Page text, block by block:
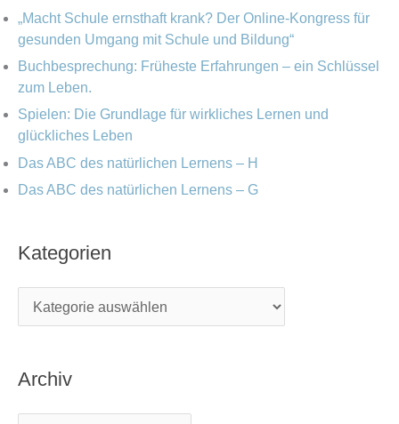
„Macht Schule ernsthaft krank? Der Online-Kongress für
gesunden Umgang mit Schule und Bildung“
Buchbesprechung: Früheste Erfahrungen – ein Schlüssel
zum Leben.
Spielen: Die Grundlage für wirkliches Lernen und
glückliches Leben
Das ABC des natürlichen Lernens – H
Das ABC des natürlichen Lernens – G
Kategorien
Archiv